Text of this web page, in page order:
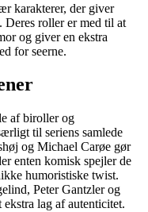
karakterer, der giver
Deres roller er med til at
og giver en ekstra
for seerne.
af biroller og
til seriens samlede
og Michael Carøe gør
enten komisk spejler de
humoristiske twist.
Peter Gantzler og
lag af autenticitet.